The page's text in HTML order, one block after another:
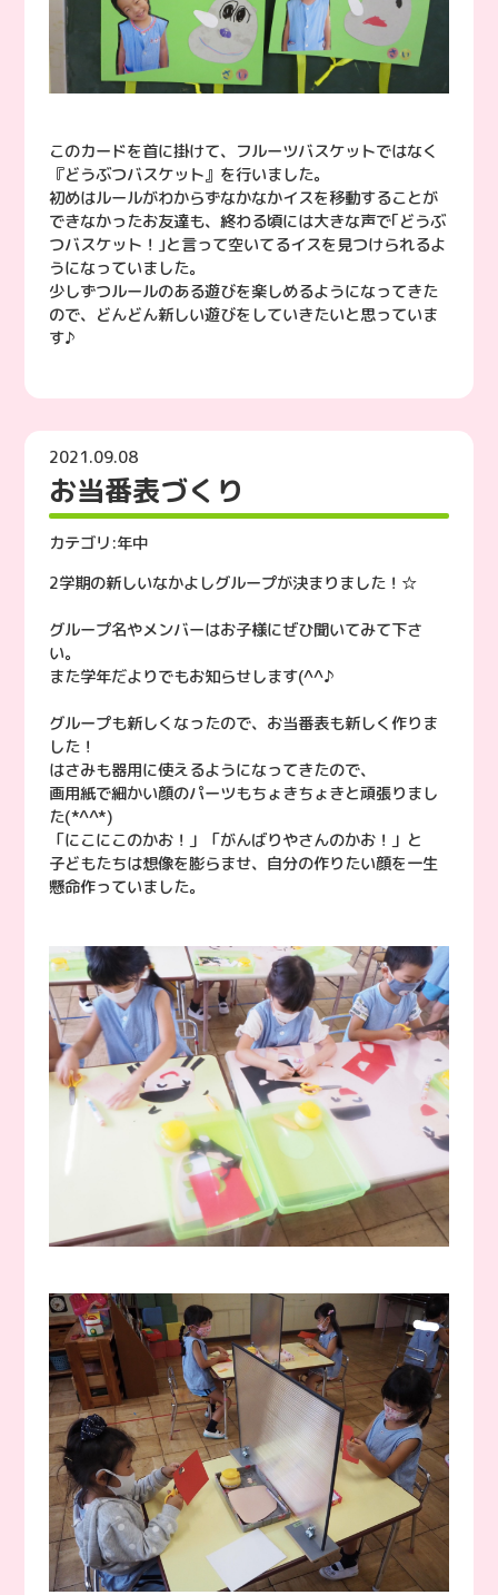
このカードを首に掛けて、フルーツバスケットではなく
『どうぶつバスケット』を行いました。
初めはルールがわからずなかなかイスを移動することが
できなかったお友達も、終わる頃には大きな声で｢どうぶ
つバスケット！｣と言って空いてるイスを見つけられるよ
うになっていました。
少しずつルールのある遊びを楽しめるようになってきた
ので、どんどん新しい遊びをしていきたいと思っていま
す♪
2021.09.08
お当番表づくり
カテゴリ:年中
2学期の新しいなかよしグループが決まりました！☆
グループ名やメンバーはお子様にぜひ聞いてみて下さ
い。
また学年だよりでもお知らせします(^^♪
グループも新しくなったので、お当番表も新しく作りま
した！
はさみも器用に使えるようになってきたので、
画用紙で細かい顔のパーツもちょきちょきと頑張りまし
た(*^^*)
「にこにこのかお！」「がんばりやさんのかお！」と
子どもたちは想像を膨らませ、自分の作りたい顔を一生
懸命作っていました。